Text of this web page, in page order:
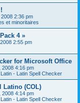
2:36 pm
et minoritaires
4 »
2:55 pm
for Microsoft Office
2008 4:16 pm
- Latin Spell Checker
Latino (COL)
2008 4:14 pm
- Latin Spell Checker